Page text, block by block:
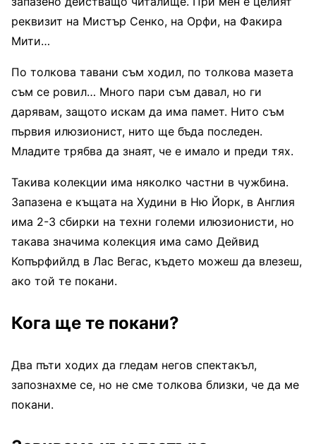
реквизит на Мистър Сенко, на Орфи, на Факира
Мити…
По толкова тавани съм ходил, по толкова мазета
съм се ровил… Много пари съм давал, но ги
дарявам, защото искам да има памет. Нито съм
първия илюзионист, нито ще бъда последен.
Младите трябва да знаят, че е имало и преди тях.
Такива колекции има няколко частни в чужбина.
Запазена е къщата на Худини в Ню Йорк, в Англия
има 2-3 сбирки на техни големи илюзионисти, но
такава значима колекция има само Дейвид
Копърфийлд в Лас Вегас, където можеш да влезеш,
ако той те покани.
Кога ще те покани?
Два пъти ходих да гледам негов спектакъл,
запознахме се, но не сме толкова близки, че да ме
покани.